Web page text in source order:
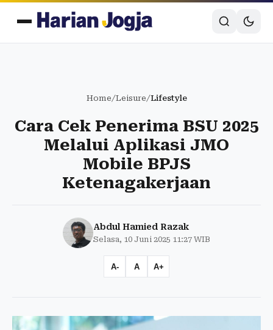
Home/Leisure/Lifestyle
Cara Cek Penerima BSU 2025
Melalui Aplikasi JMO
Mobile BPJS
Ketenagakerjaan
Abdul Hamied Razak
Selasa, 10 Juni 2025 11:27 WIB
A- A A+